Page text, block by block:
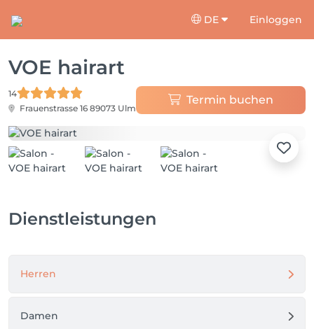
DE Einloggen
VOE hairart
14
Frauenstrasse 16 89073 Ulm
Termin buchen
Dienstleistungen
Herren
Damen